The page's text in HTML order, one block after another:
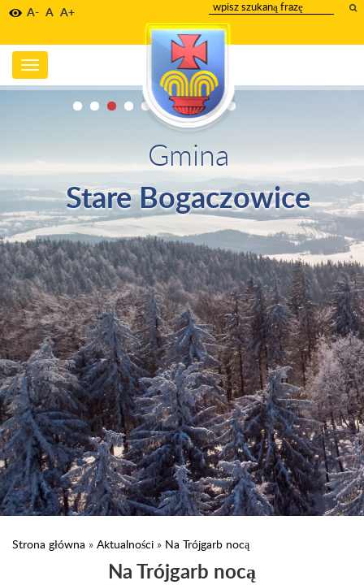
A- A A+
wpisz
szukany
tekst
Toggle
navigation
Gmina
Stare Bogaczowice
Strona główna » Aktualności » Na Trójgarb nocą
Na Trójgarb nocą